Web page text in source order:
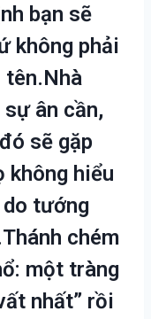
bạn sẽ
không phải
tên.Nhà
ân cần,
sẽ gặp
không hiểu
do tướng
chém
một tràng
nhất” rồi